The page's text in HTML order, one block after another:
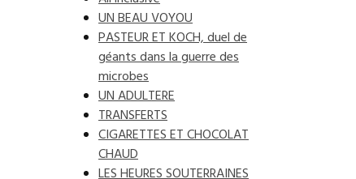
UN BEAU VOYOU
PASTEUR ET KOCH, duel de
géants dans la guerre des
microbes
UN ADULTERE
TRANSFERTS
CIGARETTES ET CHOCOLAT
CHAUD
LES HEURES SOUTERRAINES